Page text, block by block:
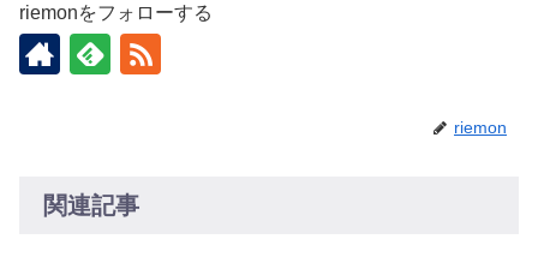
riemonをフォローする
riemon
関連記事